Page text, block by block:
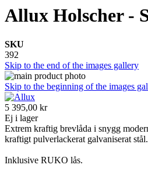
Allux Holscher -
SKU
392
Skip to the end of the images gallery
Skip to the beginning of the images
5 395,00 kr
Ej i lager
Extrem kraftig brevlåda i snygg
kraftigt pulverlackerat galvaniserat
Inklusive RUKO lås.